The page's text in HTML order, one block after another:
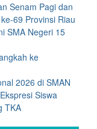
Senam Pagi dan
69 Provinsi Riau
SMA Negeri 15
ke
2026 di SMAN
Siswa
TKA